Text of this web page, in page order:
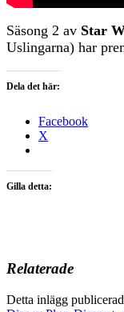
Säsong 2 av Star
Uslingarna) har
Dela det här:
Facebook
X
Gilla detta:
Relaterade
Detta inlägg